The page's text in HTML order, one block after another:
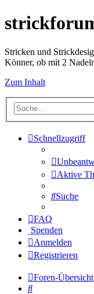
Stricken und
Könner, ob mit 2
Zum Inhalt
Schnellzugriff
Aktive
Suche
FAQ
Spenden
Anmelden
Registrieren
Foren-Übersicht
Suche